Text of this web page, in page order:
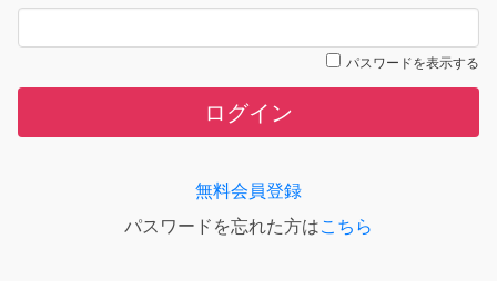
パスワードを表示する
ログイン
無料会員登録
パスワードを忘れた方はこちら